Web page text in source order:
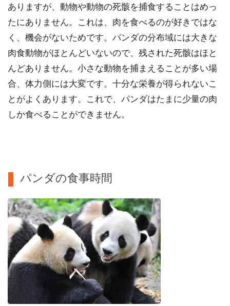
ありますが、動物や動物の死骸を捕食することはめっ
たにありません。これは、肉を食べるのが好きではな
く、機会がないためです。パンダの分布域には大きな
肉食動物がほとんどいないので、残された死骸はほと
んどありません。小さな動物を捕まえることが多い場
合、体力側には大変です。十分な栄養が得られないこ
とがよくあります。これで、パンダはたまに少量の肉
しか食べることができません。
パンダの食事時間